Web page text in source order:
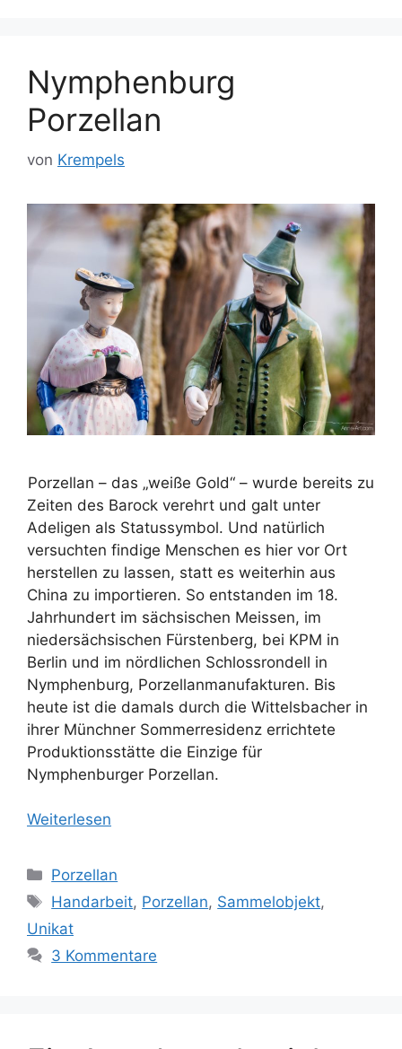
Nymphenburg
Porzellan
von Krempels
Porzellan – das „weiße Gold“ – wurde bereits zu
Zeiten des Barock verehrt und galt unter
Adeligen als Statussymbol. Und natürlich
versuchten findige Menschen es hier vor Ort
herstellen zu lassen, statt es weiterhin aus
China zu importieren. So entstanden im 18.
Jahrhundert im sächsischen Meissen, im
niedersächsischen Fürstenberg, bei KPM in
Berlin und im nördlichen Schlossrondell in
Nymphenburg, Porzellanmanufakturen. Bis
heute ist die damals durch die Wittelsbacher in
ihrer Münchner Sommerresidenz errichtete
Produktionsstätte die Einzige für
Nymphenburger Porzellan.
Weiterlesen
Kategorien
Porzellan
Schlagwörter
Handarbeit, Porzellan, Sammelobjekt,
Unikat
3 Kommentare